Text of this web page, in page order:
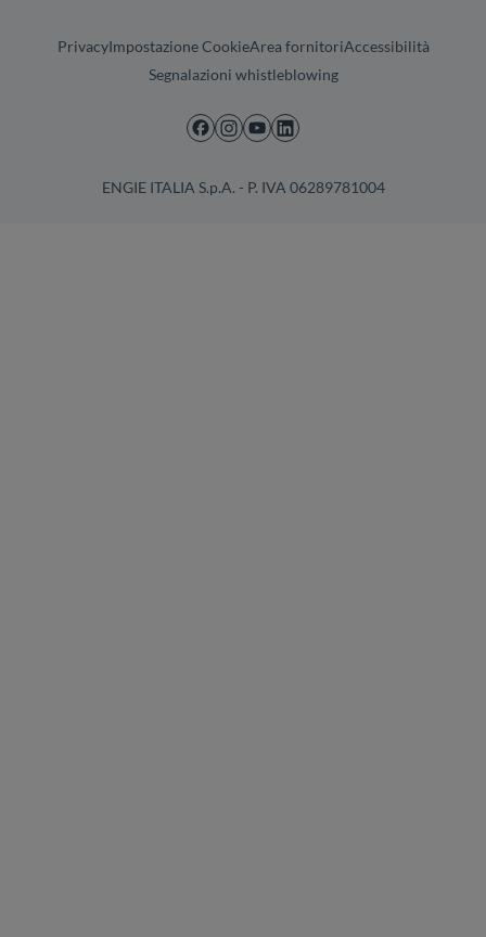
PrivacyImpostazione CookieArea fornitoriAccessibilità
Segnalazioni whistleblowing
ENGIE ITALIA S.p.A. - P. IVA 06289781004